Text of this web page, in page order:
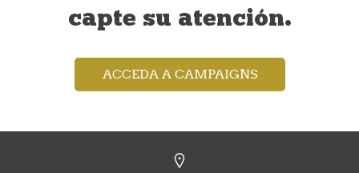
capte su atención.
ACCEDA A CAMPAIGNS